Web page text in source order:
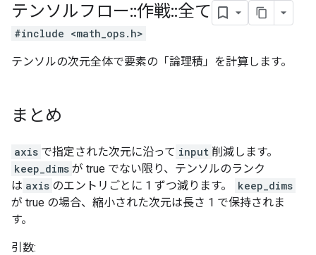
テンソルフロー::作戦::全て
#include <math_ops.h>
テンソルの次元全体で要素の「論理積」を計算します。
まとめ
axis で指定された次元に沿って input 削減します。
keep_dims が true でない限り、テンソルのランク
は axis のエントリごとに 1 ずつ減ります。
keep_dims
が true の場合、縮小された次元は長さ 1 で保持されま
す。
引数: